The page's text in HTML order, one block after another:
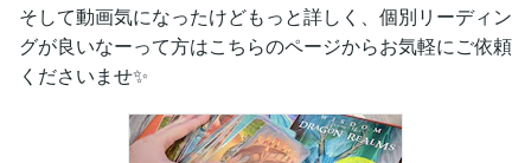
そして動画気になったけどもっと詳しく、個別リーディン
グが良いなーって方はこちらのページからお気軽にご依頼
くださいませ✨